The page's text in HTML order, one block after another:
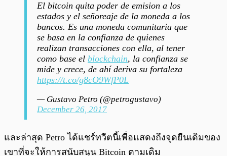
El bitcoin quita poder de emision a los
estados y el señoreaje de la moneda a los
bancos. Es una moneda comunitaria que
se basa en la confianza de quienes
realizan transacciones con ella, al tener
como base el blockchain, la confianza se
mide y crece, de ahí deriva su fortaleza
https://t.co/g8cO9WfP0L
— Gustavo Petro (@petrogustavo)
December 26, 2017
และล่าสุด Petro ได้แชร์ทวีตนี้เพื่อแสดงถึงจุดยืนเดิมของ
เขาที่จะให้การสนับสนุน Bitcoin ตามเดิม